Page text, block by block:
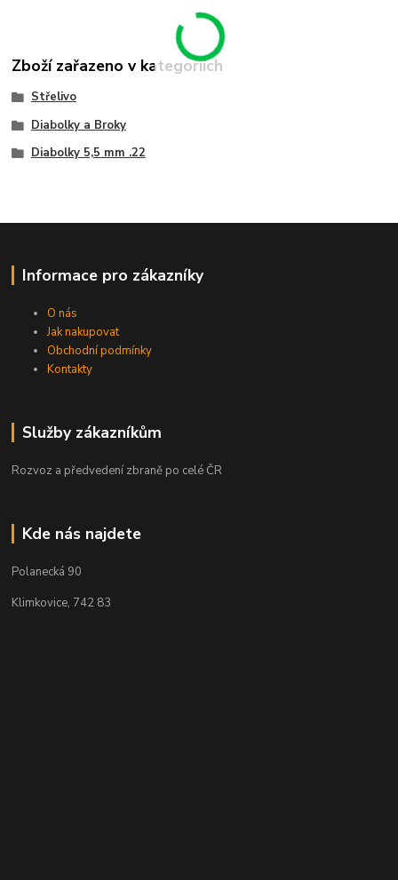
Zboží zařazeno v kategoriích
Střelivo
Diabolky a Broky
Diabolky 5,5 mm .22
Informace pro zákazníky
O nás
Jak nakupovat
Obchodní podmínky
Kontakty
Služby zákazníkům
Rozvoz a předvedení zbraně po celé ČR
Kde nás najdete
Polanecká 90
Klimkovice, 742 83